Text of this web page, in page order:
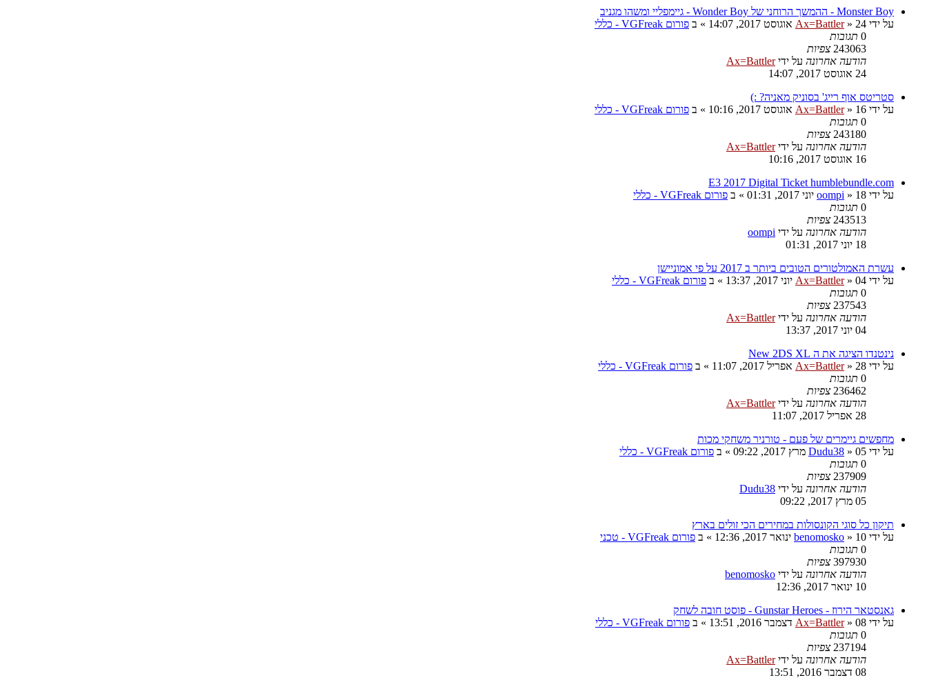
Monster Boy - ההמשך הרוחני של Wonder Boy - גיימפליי ומשהו מגניב
על ידי
Ax=Battler» 24 אוגוסט 2017, 14:07 » ב פורום VGFreak - כללי
0 תגובות
243063 צפיות
הודעה אחרונה על ידיAx=Battler
24 אוגוסט 2017, 14:07
סטריטס אוף רייג' בסוניק מאניה? :)
על ידי
Ax=Battler» 16 אוגוסט 2017, 10:16 » ב פורום VGFreak - כללי
0 תגובות
243180 צפיות
הודעה אחרונה על ידיAx=Battler
16 אוגוסט 2017, 10:16
E3 2017 Digital Ticket humblebundle.com
על ידי
oompi » 18 יוני 2017, 01:31 » ב פורום VGFreak - כללי
0 תגובות
243513 צפיות
הודעה אחרונה על ידי oompi
18 יוני 2017, 01:31
עשרת האמולטורים הטובים ביותר ב 2017 על פי אמוניישן
על ידי
Ax=Battler» 04 יוני 2017, 13:37 » ב פורום VGFreak - כללי
0 תגובות
237543 צפיות
הודעה אחרונה על ידיAx=Battler
04 יוני 2017, 13:37
נינטנדו הציגה את ה New 2DS XL
על ידי
Ax=Battler» 28 אפריל 2017, 11:07 » ב פורום VGFreak - כללי
0 תגובות
236462 צפיות
הודעה אחרונה על ידיAx=Battler
28 אפריל 2017, 11:07
מחפשים גיימרים של פעם - טורניר משחקי מכות
על ידי
Dudu38 » 05 מרץ 2017, 09:22 » ב פורום VGFreak - כללי
0 תגובות
237909 צפיות
הודעה אחרונה על ידי Dudu38
05 מרץ 2017, 09:22
תיקון כל סוגי הקונסולות במחירים הכי זולים בארץ
על ידי
benomosko » 10 ינואר 2017, 12:36 » ב פורום VGFreak - טכני
0 תגובות
397930 צפיות
הודעה אחרונה על ידי benomosko
10 ינואר 2017, 12:36
גאנסטאר הירוז - Gunstar Heroes - פוסט חובה לשחק
על ידי
Ax=Battler» 08 דצמבר 2016, 13:51 » ב פורום VGFreak - כללי
0 תגובות
237194 צפיות
הודעה אחרונה על ידיAx=Battler
08 דצמבר 2016, 13:51